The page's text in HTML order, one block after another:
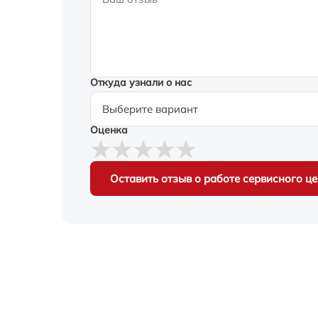
Откуда узнали о нас
Оценка
Оставить отзыв о работе сервисного